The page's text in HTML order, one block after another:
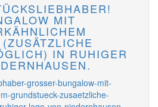
MIT G
GR
BE
IN RUHIGER LA